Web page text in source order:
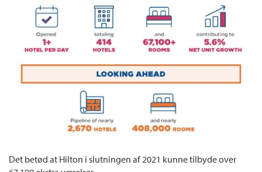
Det betød at Hilton i slutningen af 2021 kunne tilbyde over